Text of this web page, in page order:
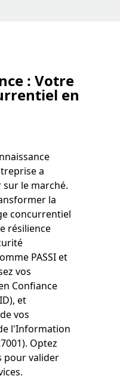
: Votre
en
a
le marché.
la
concurrentiel
résilience
PASSI et
vos
Confiance
et
vos
l'Information
Optez
pour valider